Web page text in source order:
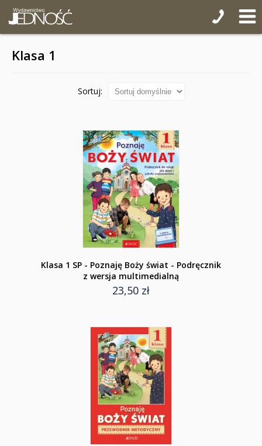
Klasa 1
Sortuj:
Klasa 1 SP - Poznaję Boży świat - Podręcznik
z wersja multimedialną
23,50 zł